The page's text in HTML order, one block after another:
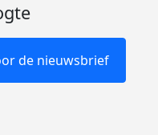
de nieuwsbrief